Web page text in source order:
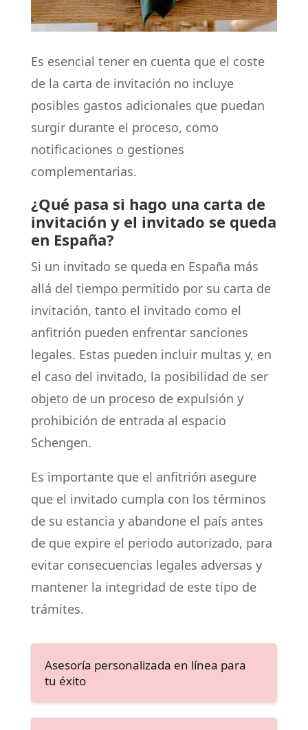
Es esencial tener en cuenta que el coste
de la carta de invitación no incluye
posibles gastos adicionales que puedan
surgir durante el proceso, como
notificaciones o gestiones
complementarias.
¿Qué pasa si hago una carta de
invitación y el invitado se queda
en España?
Si un invitado se queda en España más
allá del tiempo permitido por su carta de
invitación, tanto el invitado como el
anfitrión pueden enfrentar sanciones
legales. Estas pueden incluir multas y, en
el caso del invitado, la posibilidad de ser
objeto de un proceso de expulsión y
prohibición de entrada al espacio
Schengen.
Es importante que el anfitrión asegure
que el invitado cumpla con los términos
de su estancia y abandone el país antes
de que expire el periodo autorizado, para
evitar consecuencias legales adversas y
mantener la integridad de este tipo de
trámites.
Asesoría personalizada en línea para
tu éxito